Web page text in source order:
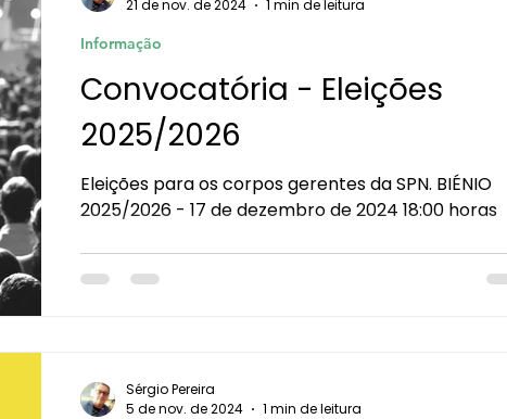
Convocatória - Eleições
2025/2026
Eleições para os corpos gerentes da SPN. BIÉNIO
2025/2026 - 17 de dezembro de 2024 18:00 horas
Informação
21 de nov. de 2024
1 min de leitura
Sérgio Pereira
5 de nov. de 2024
1 min de leitura